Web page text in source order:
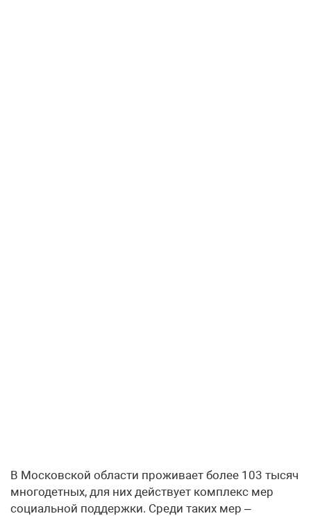
В Московской области проживает более 103 тысяч
многодетных, для них действует комплекс мер
социальной поддержки. Среди таких мер –